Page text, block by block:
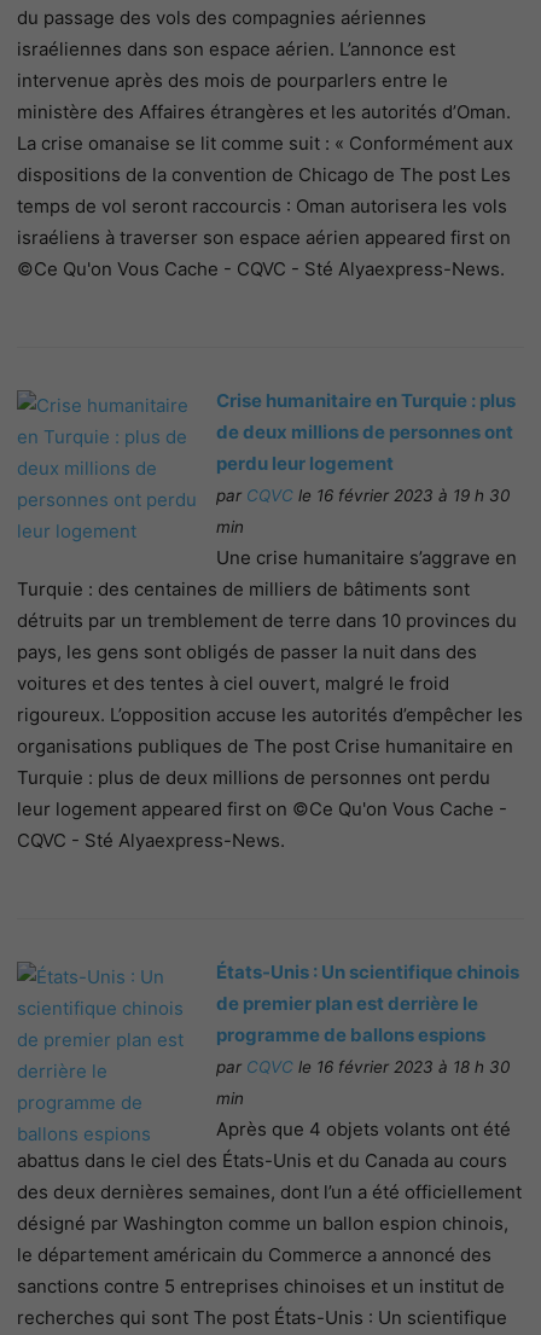
du passage des vols des compagnies aériennes
israéliennes dans son espace aérien. L’annonce est
intervenue après des mois de pourparlers entre le
ministère des Affaires étrangères et les autorités d’Oman.
La crise omanaise se lit comme suit : « Conformément aux
dispositions de la convention de Chicago de The post Les
temps de vol seront raccourcis : Oman autorisera les vols
israéliens à traverser son espace aérien appeared first on
©Ce Qu'on Vous Cache - CQVC - Sté Alyaexpress-News.
Crise humanitaire en Turquie : plus
de deux millions de personnes ont
perdu leur logement
par CQVC le 16 février 2023 à 19 h 30
min
Une crise humanitaire s’aggrave en
Turquie : des centaines de milliers de bâtiments sont
détruits par un tremblement de terre dans 10 provinces du
pays, les gens sont obligés de passer la nuit dans des
voitures et des tentes à ciel ouvert, malgré le froid
rigoureux. L’opposition accuse les autorités d’empêcher les
organisations publiques de The post Crise humanitaire en
Turquie : plus de deux millions de personnes ont perdu
leur logement appeared first on ©Ce Qu'on Vous Cache -
CQVC - Sté Alyaexpress-News.
États-Unis : Un scientifique chinois
de premier plan est derrière le
programme de ballons espions
par CQVC le 16 février 2023 à 18 h 30
min
Après que 4 objets volants ont été
abattus dans le ciel des États-Unis et du Canada au cours
des deux dernières semaines, dont l’un a été officiellement
désigné par Washington comme un ballon espion chinois,
le département américain du Commerce a annoncé des
sanctions contre 5 entreprises chinoises et un institut de
recherches qui sont The post États-Unis : Un scientifique